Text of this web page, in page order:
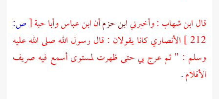
قالابن شهاب: وأخبرنيابن حزمأنابن عباسوأبا حبة[ص:
212 ] الأنصاريكانا يقولان : قال رسول الله صلى الله عليه
وسلم : " ثم عرج بي حتى ظهرت لمستوى أسمع فيه صريف
الأقلام.